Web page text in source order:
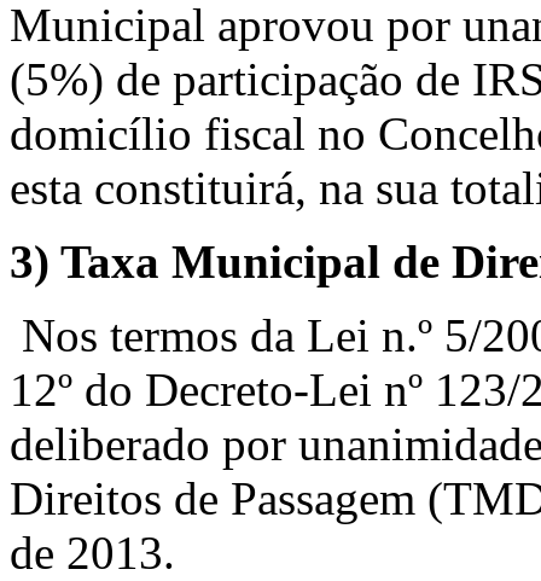
Municipal aprovou por
(5%) de participação de
domicílio fiscal no
esta constituirá, na sua
3) Taxa Municipal de
Nos termos da Lei n.º 5/
12º do Decreto-Lei nº
deliberado por
Direitos de Passagem
de 2013.